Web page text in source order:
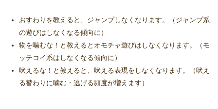
おすわりを教えると、ジャンプしなくなります。（ジャンプ系
の遊びはしなくなる傾向に）
物を噛むな！と教えるとオモチャ遊びはしなくなります。（モ
ッテコイ系はしなくなる傾向に）
吠えるな！と教えると、吠える表現をしなくなります。（吠え
る替わりに噛む・逃げる頻度が増えます）